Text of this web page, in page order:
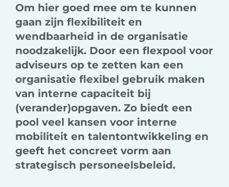
Om hier goed mee om te kunnen
gaan zijn flexibiliteit en
wendbaarheid in de organisatie
noodzakelijk. Door een flexpool voor
adviseurs op te zetten kan een
organisatie flexibel gebruik maken
van interne capaciteit bij
(verander)opgaven. Zo biedt een
pool veel kansen voor interne
mobiliteit en talentontwikkeling en
geeft het concreet vorm aan
strategisch personeelsbeleid.